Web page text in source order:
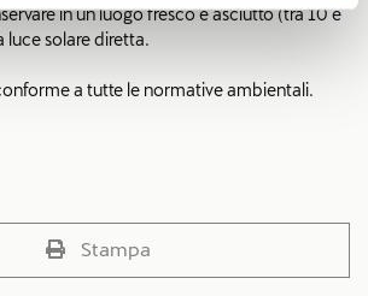
in un luogo fresco e asciutto (tra 10 e
luce solare diretta.
a tutte le normative ambientali.
Stampa